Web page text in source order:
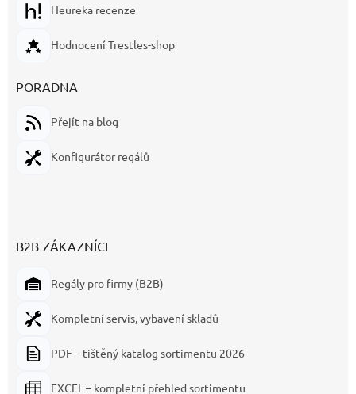
Heureka recenze
Hodnocení Trestles-shop
PORADNA
Přejít na blog
Konfigurátor regálů
B2B ZÁKAZNÍCI
Regály pro firmy (B2B)
Kompletní servis, vybavení skladů
PDF – tištěný katalog sortimentu 2026
EXCEL – kompletní přehled sortimentu